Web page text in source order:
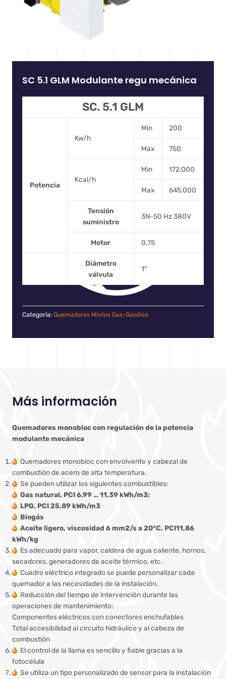
SC 5.1 GLM Modulante regu mecánica
SC. 5.1 GLM
Potencia
Kw/h
Min 200
Max 750
Kcal/h
Min 172.000
Max 645.000
Tensión
suministro
3N-50 Hz 380V
Motor 0,75
Diámetro
válvula
1″
Categoría: Quemadores Mixtos Gas-Gasóleo
Más información
Quemadores monobloc con regulación de la potencia
modulante mecánica
Quemadores monobloc con envolvente y cabezal de
combustión de acero de alta temperatura.
Se pueden utilizar los siguientes combustibles:
Gas natural, PCI 6,99 … 11,39 kWh/m3;
LPG, PCI 25,89 kWh/m3
Biogás
Aceite ligero, viscosidad 6 mm2/s a 20°C, PCI11,86
kWh/kg
Es adecuado para vapor, caldera de agua caliente, hornos,
secadores, generadores de aceite térmico, etc.
Cuadro eléctrico integrado se puede personalizar cada
quemador a las necesidades de la instalación.
Reducción del tiempo de intervención durante las
operaciones de mantenimiento:
Componentes eléctricos con conectores enchufables
Total accesibilidad al circuito hidráulico y al cabeza de
combustión
El control de la llama es sencillo y fiable gracias a la
fotocélula
Se utiliza un tipo personalizado de sensor para la instalación